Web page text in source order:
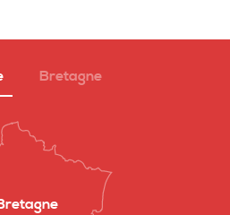
Bretagne